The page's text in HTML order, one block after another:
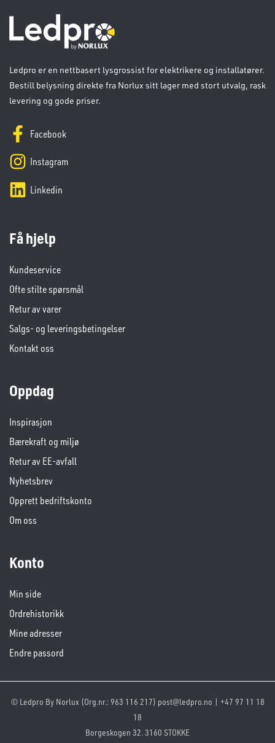
Ledpro er en nettbasert lysgrossist for elektrikere og installatører.
Bestill belysning direkte fra Norlux sitt lager med stort utvalg, rask
levering og gode priser.
Facebook
Instagram
Linkedin
Få hjelp
Kundeservice
Ofte stilte spørsmål
Retur av varer
Salgs- og leveringsbetingelser
Kontakt oss
Oppdag
Inspirasjon
Bærekraft og miljø
Retur av EE-avfall
Nyhetsbrev
Opprett bedriftskonto
Om oss
Konto
Min side
Ordrehistorikk
Mine adresser
Endre passord
© Ledpro By Norlux (Org.nr.: 963 116 217) post@ledpro.no | +47 97 11 18
18
Borgeskogen 32. 3160 STOKKE